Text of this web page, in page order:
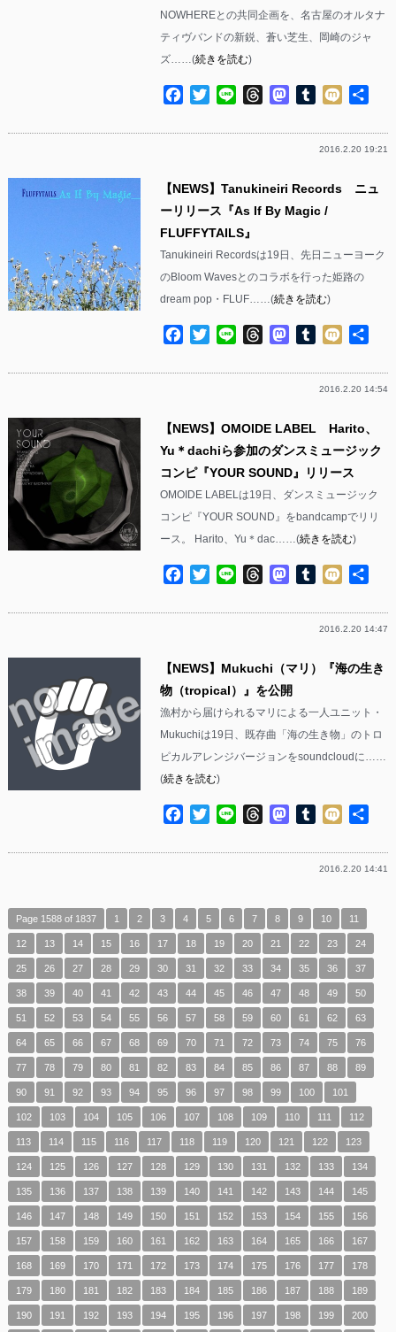
NOWHEREとの共同企画を、名古屋のオルタナ
ティヴバンドの新鋭、蒼い芝生、岡崎のジャ
ズ……(続きを読む)
Facebook
TwitterLine ThreadsMastodon
Tumblr
Mixi
2016.2.20 19:21
【NEWS】Tanukineiri Records ニュ
ーリリース『As If By Magic /
FLUFFYTAILS』
Tanukineiri Recordsは19日、先日ニューヨーク
のBloom Wavesとのコラボを行った姫路の
dream pop・FLUF……(続きを読む)
Facebook
TwitterLine ThreadsMastodon
Tumblr
Mixi
2016.2.20 14:54
【NEWS】OMOIDE LABEL Harito、
Yu＊dachiら参加のダンスミュージック
コンピ『YOUR SOUND』リリース
OMOIDE LABELは19日、ダンスミュージック
コンピ『YOUR SOUND』をbandcampでリリ
ース。 Harito、Yu＊dac……(続きを読む)
Facebook
TwitterLine ThreadsMastodon
Tumblr
Mixi
2016.2.20 14:47
【NEWS】Mukuchi（マリ）『海の生き
物（tropical）』を公開
漁村から届けられるマリによる一人ユニット・
Mukuchiは19日、既存曲「海の生き物」のトロ
ピカルアレンジバージョンをsoundcloudに……
(続きを読む)
Facebook
TwitterLine ThreadsMastodon
Tumblr
Mixi
2016.2.20 14:41
Page 1588 of 1837 1 2 3 4 5 6 7 8 9 10 11
12 13 14 15 16 17 18 19 20 21 22 23 24
25 26 27 28 29 30 31 32 33 34 35 36 37
38 39 40 41 42 43 44 45 46 47 48 49 50
51 52 53 54 55 56 57 58 59 60 61 62 63
64 65 66 67 68 69 70 71 72 73 74 75 76
77 78 79 80 81 82 83 84 85 86 87 88 89
90 91 92 93 94 95 96 97 98 99 100 101
102 103 104 105 106 107 108 109 110 111 112
113 114 115 116 117 118 119 120 121 122 123
124 125 126 127 128 129 130 131 132 133 134
135 136 137 138 139 140 141 142 143 144 145
146 147 148 149 150 151 152 153 154 155 156
157 158 159 160 161 162 163 164 165 166 167
168 169 170 171 172 173 174 175 176 177 178
179 180 181 182 183 184 185 186 187 188 189
190 191 192 193 194 195 196 197 198 199 200